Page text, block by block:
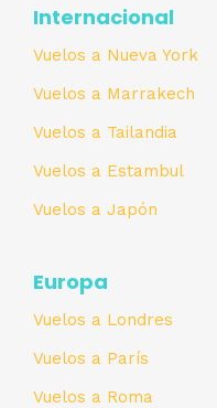
Internacional
Vuelos a Nueva York
Vuelos a Marrakech
Vuelos a Tailandia
Vuelos a Estambul
Vuelos a Japón
Europa
Vuelos a Londres
Vuelos a París
Vuelos a Roma